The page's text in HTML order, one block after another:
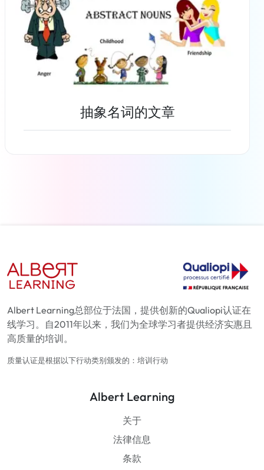
抽象名词的文章
Albert Learning总部位于法国，提供创新的Qualiopi认证在
线学习。自2011年以来，我们为全球学习者提供经济实惠且
高质量的培训。
质量认证是根据以下行动类别颁发的：培训行动
Albert Learning
关于
法律信息
条款